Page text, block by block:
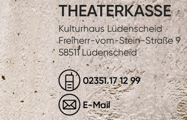
THEATERKASSE
Kulturhaus Lüdenscheid
Freiherr-vom-Stein-Straße 9
58511 Lüdenscheid
02351.17 12 99
E-Mail